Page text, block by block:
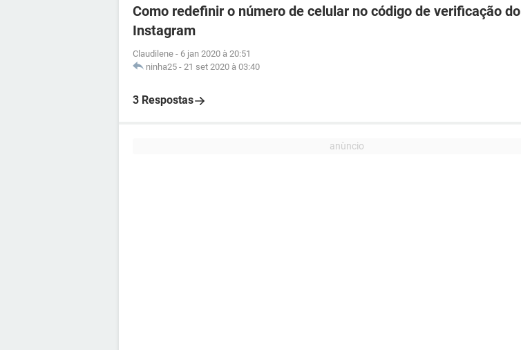
Como redefinir o número de celular no código de verificação do
Instagram
Claudilene - 6 jan 2020 à 20:51
ninha25 - 21 set 2020 à 03:40
3 Respostas